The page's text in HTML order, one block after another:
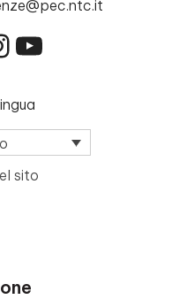
YouTube
sito